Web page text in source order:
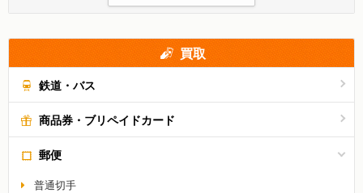
買取
鉄道・バス
商品券・ブリペイドカード
郵便
普通切手